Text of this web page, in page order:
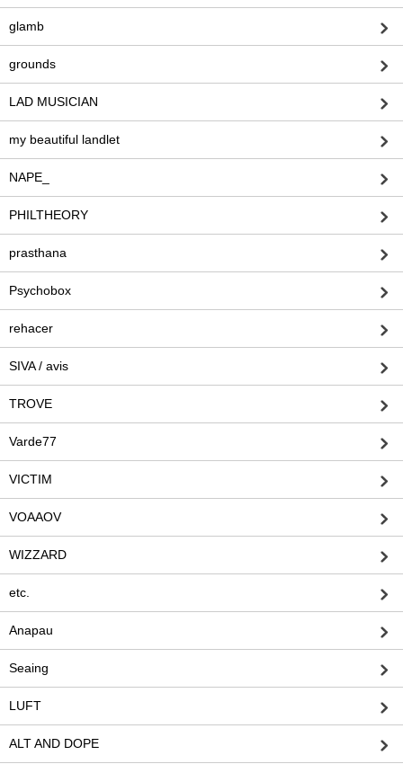
glamb
grounds
LAD MUSICIAN
my beautiful landlet
NAPE_
PHILTHEORY
prasthana
Psychobox
rehacer
SIVA / avis
TROVE
Varde77
VICTIM
VOAAOV
WIZZARD
etc.
Anapau
Seaing
LUFT
ALT AND DOPE